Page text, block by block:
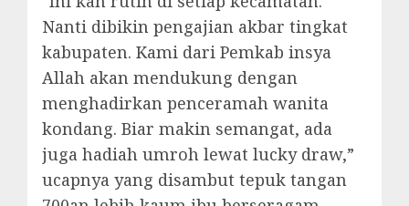
Nanti dibikin pengajian akbar tingkat
kabupaten. Kami dari Pemkab insya
Allah akan mendukung dengan
menghadirkan penceramah wanita
kondang. Biar makin semangat, ada
juga hadiah umroh lewat lucky draw,”
ucapnya yang disambut tepuk tangan